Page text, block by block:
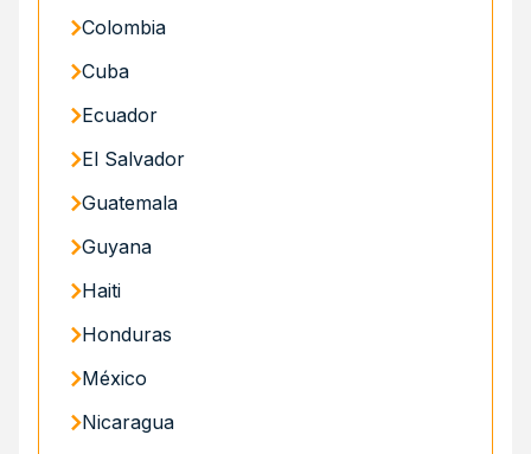
Colombia
Cuba
Ecuador
El Salvador
Guatemala
Guyana
Haiti
Honduras
México
Nicaragua